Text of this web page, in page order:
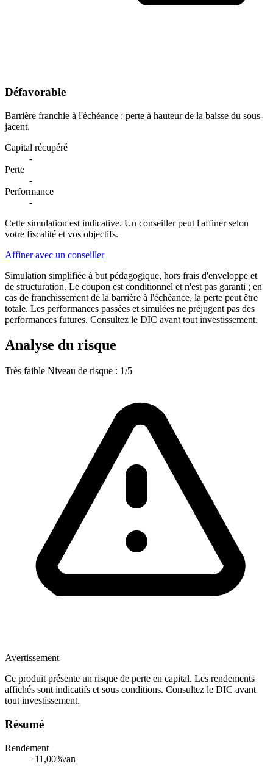
Défavorable
Barrière franchie à l'échéance : perte à hauteur de la baisse du sous-
jacent.
Capital récupéré
-
Perte
-
Performance
-
Cette simulation est indicative. Un conseiller peut l'affiner selon
votre fiscalité et vos objectifs.
Affiner avec un conseiller
Simulation simplifiée à but pédagogique, hors frais d'enveloppe et
de structuration. Le coupon est conditionnel et n'est pas garanti ; en
cas de franchissement de la barrière à l'échéance, la perte peut être
totale. Les performances passées et simulées ne préjugent pas des
performances futures. Consultez le DIC avant tout investissement.
Analyse du risque
Très faible Niveau de risque : 1/5
Avertissement
Ce produit présente un risque de perte en capital. Les rendements
affichés sont indicatifs et sous conditions. Consultez le DIC avant
tout investissement.
Résumé
Rendement
+11,00%/an